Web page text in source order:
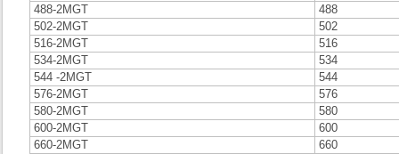
488-2MGT
488
502-2MGT
502
516-2MGT
516
534-2MGT
534
544 -2MGT
544
576-2MGT
576
580-2MGT
580
600-2MGT
600
660-2MGT
660